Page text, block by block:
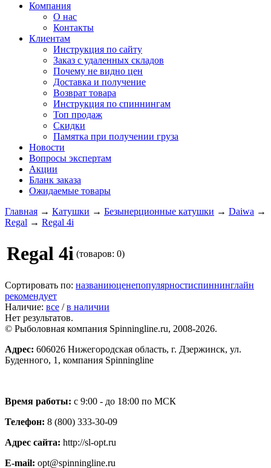
Компания
О нас
Контакты
Клиентам
Инструкция по сайту
Заказ с удаленных складов
Почему не видно цен
Доставка и получение
Возврат товара
Инструкция по спиннингам
Топ продаж
Скидки
Памятка при получении груза
Новости
Вопросы экспертам
Акции
Бланк заказа
Ожидаемые товары
Главная → Катушки → Безынерционные катушки → Daiwa →
Regal → Regal 4i
Regal 4i (товаров: 0)
Сортировать по: названиюценепопулярностиспиннинглайн
рекомендует
Наличие: все /в наличии
Нет результатов.
© Рыболовная компания Spinningline.ru, 2008-2026.
Адрес: 606026 Нижегородская область, г. Дзержинск, ул.
Буденного, 1, компания Spinningline
Время работы: с 9:00 - до 18:00 по МСК
Телефон: 8 (800) 333-30-09
Адрес сайта: http://sl-opt.ru
E-mail: opt@spinningline.ru